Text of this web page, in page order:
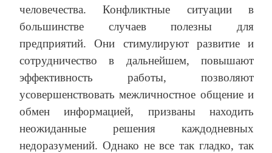
человечества. Конфликтные ситуации в
большинстве случаев полезны для
предприятий. Они стимулируют развитие и
сотрудничество в дальнейшем, повышают
эффективность работы, позволяют
усовершенствовать межличностное общение и
обмен информацией, призваны находить
неожиданные решения каждодневных
недоразумений. Однако не все так гладко, так